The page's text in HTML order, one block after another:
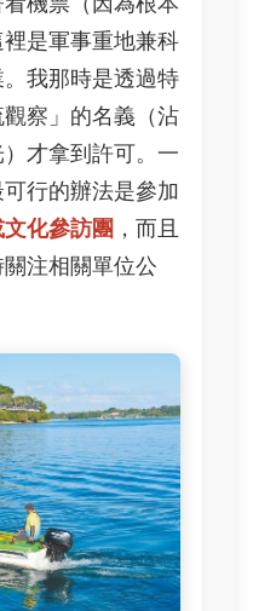
是軍事重地兼科
我那時是透過特
察」的名義（沾
才拿到許可。一
行的辦法是參加
化參訪團 ，而且
注相關單位公